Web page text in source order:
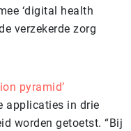
‘digital health
verzekerde zorg
pyramid’
applicaties in drie
worden getoetst. “Bij